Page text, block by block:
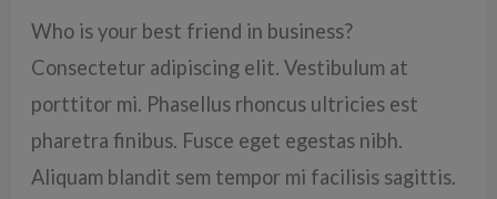
Who is your best friend in business?
Consectetur adipiscing elit. Vestibulum at
porttitor mi. Phasellus rhoncus ultricies est
pharetra finibus. Fusce eget egestas nibh.
Aliquam blandit sem tempor mi facilisis sagittis.